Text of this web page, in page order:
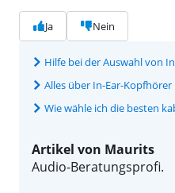
Ja Nein
Hilfe bei der Auswahl von
Alles über In-Ear-
Wie wähle ich die besten
Artikel von Maurits
Audio-Beratungsprofi.